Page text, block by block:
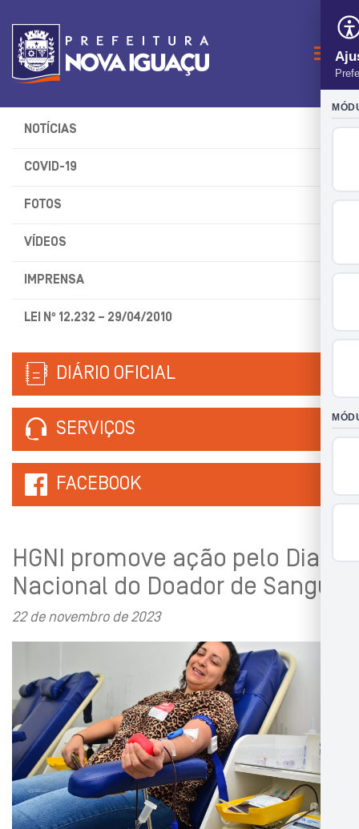
NOTÍCIAS
COVID-19
FOTOS
VÍDEOS
IMPRENSA
LEI Nº 12.232 – 29/04/2010
DIÁRIO OFICIAL
SERVIÇOS
FACEBOOK
HGNI promove ação pelo Dia
Nacional do Doador de Sangue
22 de novembro de 2023